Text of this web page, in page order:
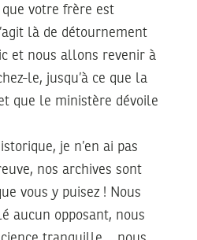
que votre frère est
là de détournement
et nous allons revenir à
le, jusqu’à ce que la
que le ministère dévoile
je n’en ai pas
nos archives sont
vous y puisez ! Nous
aucun opposant, nous